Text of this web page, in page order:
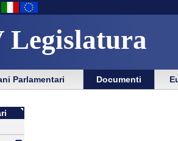
Legislatura
Parlamentari Documenti